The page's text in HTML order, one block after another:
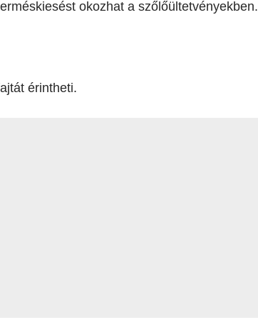
okozhat a szőlőültetvényekben.
érintheti.